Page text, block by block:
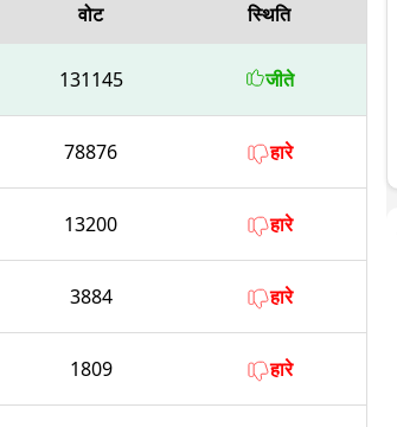
वोट स्थिति
131145 जीते
78876 हारे
13200 हारे
3884 हारे
1809 हारे